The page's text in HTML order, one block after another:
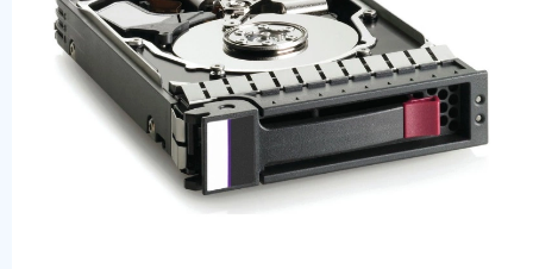
Оперативная память
SAS диски
SSD диски